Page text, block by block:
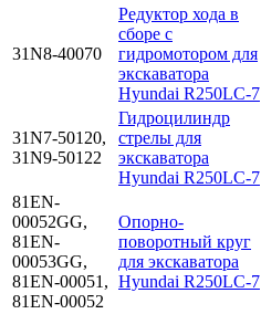
31N8-40070
Редуктор хода в
сборе с
гидромотором для
экскаватора
Hyundai R250LC-7
31N7-50120,
31N9-50122
Гидроцилиндр
стрелы для
экскаватора
Hyundai R250LC-7
81EN-
00052GG,
81EN-
00053GG,
81EN-00051,
81EN-00052
Опорно-
поворотный круг
для экскаватора
Hyundai R250LC-7